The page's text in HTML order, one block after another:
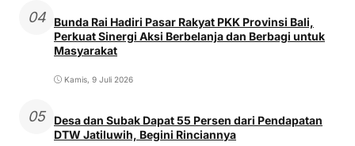
04
Bunda Rai Hadiri Pasar Rakyat PKK Provinsi Bali,
Perkuat Sinergi Aksi Berbelanja dan Berbagi untuk
Masyarakat
Kamis, 9 Juli 2026
05
Desa dan Subak Dapat 55 Persen dari Pendapatan
DTW Jatiluwih, Begini Rinciannya